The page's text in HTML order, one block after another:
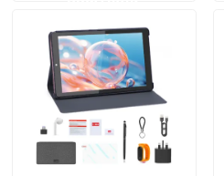
επαφή
Νέα
Ζητήστε ένα απόσπασμα